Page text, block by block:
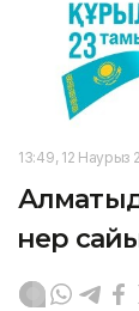
13:49, 12 Наурыз
өнер